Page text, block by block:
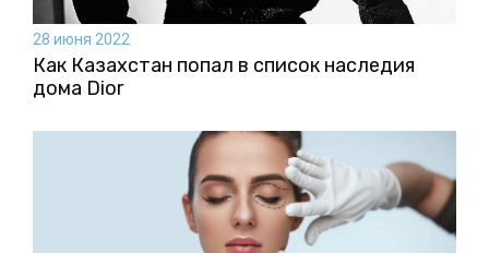
28 июня 2022
Как Казахстан попал в список наследия
дома Dior